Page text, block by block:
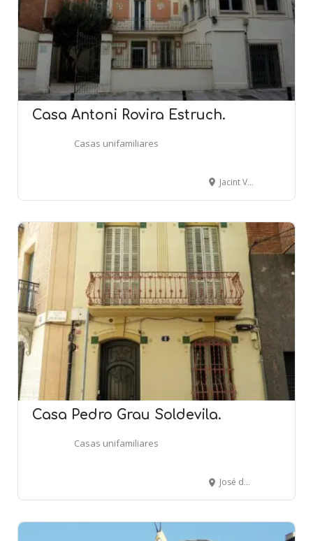
Casa Antoni Rovira Estruch.
Casas unifamiliares
Jacint Verdaguer, 27 - SANT JOAN DESPÍ
Casa Pedro Grau Soldevila.
Casas unifamiliares
José de Agulló, 8 - BARCELONA